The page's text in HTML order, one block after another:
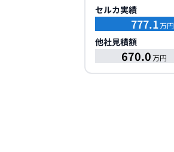
セルカ実績
777.1万円
他社見積額
670.0万円